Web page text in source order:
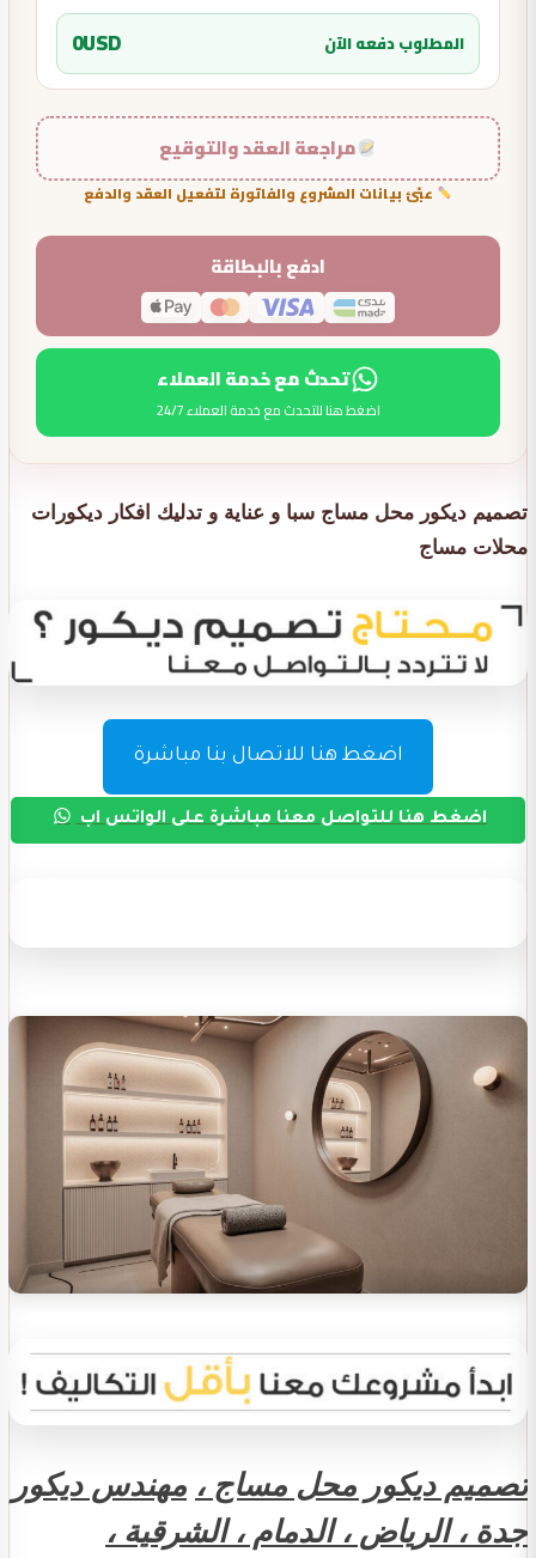
المطلوب دفعه الآن 0USD
مراجعة العقد والتوقيع
عبّئ بيانات المشروع والفاتورة لتفعيل العقد والدفع
ادفع بالبطاقة
تحدث مع خدمة العملاء
اضغط هنا للتحدث مع خدمة العملاء 24/7
تصميم ديكور محل مساج سبا و عناية و تدليك افكار ديكورات
محلات مساج
اضغط هنا للاتصال بنا مباشرة
اضغط هنا للتواصل معنا مباشرة على الواتس اب
تصميم ديكور محل مساج ، مهندس ديكور
جدة ، الرياض ، الدمام ، الشرقية ،